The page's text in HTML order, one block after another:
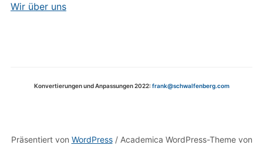
Wir über uns
Konvertierungen und Anpassungen 2022:frank@schwalfenberg.com
Präsentiert von WordPress/ Academica WordPress-Theme von